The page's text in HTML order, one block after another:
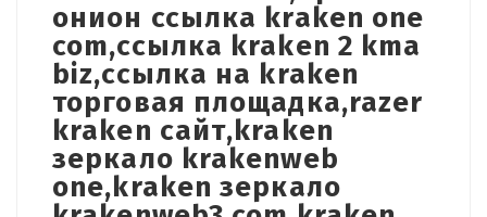
онион ссылка kraken one
com,ссылка kraken 2 kma
biz,ссылка на kraken
торговая площадка,razer
kraken сайт,kraken
зеркало krakenweb
one,kraken зеркало